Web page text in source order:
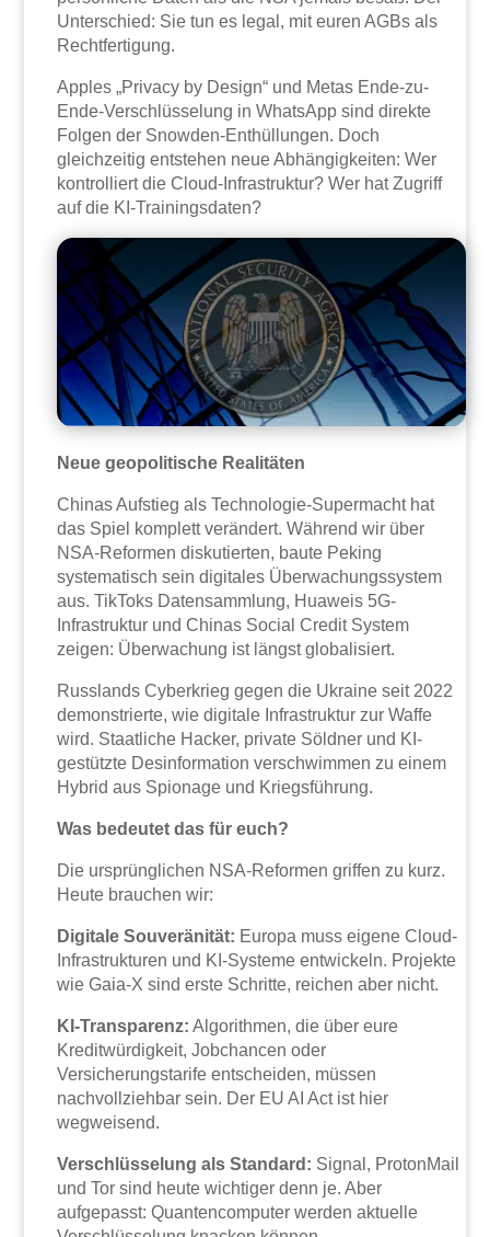
Unterschied: Sie tun es legal, mit euren AGBs als
Rechtfertigung.
Apples „Privacy by Design“ und Metas Ende-zu-
Ende-Verschlüsselung in WhatsApp sind direkte
Folgen der Snowden-Enthüllungen. Doch
gleichzeitig entstehen neue Abhängigkeiten: Wer
kontrolliert die Cloud-Infrastruktur? Wer hat Zugriff
auf die KI-Trainingsdaten?
Neue geopolitische Realitäten
Chinas Aufstieg als Technologie-Supermacht hat
das Spiel komplett verändert. Während wir über
NSA-Reformen diskutierten, baute Peking
systematisch sein digitales Überwachungssystem
aus. TikToks Datensammlung, Huaweis 5G-
Infrastruktur und Chinas Social Credit System
zeigen: Überwachung ist längst globalisiert.
Russlands Cyberkrieg gegen die Ukraine seit 2022
demonstrierte, wie digitale Infrastruktur zur Waffe
wird. Staatliche Hacker, private Söldner und KI-
gestützte Desinformation verschwimmen zu einem
Hybrid aus Spionage und Kriegsführung.
Was bedeutet das für euch?
Die ursprünglichen NSA-Reformen griffen zu kurz.
Heute brauchen wir:
Digitale Souveränität: Europa muss eigene Cloud-
Infrastrukturen und KI-Systeme entwickeln. Projekte
wie Gaia-X sind erste Schritte, reichen aber nicht.
KI-Transparenz: Algorithmen, die über eure
Kreditwürdigkeit, Jobchancen oder
Versicherungstarife entscheiden, müssen
nachvollziehbar sein. Der EU AI Act ist hier
wegweisend.
Verschlüsselung als Standard: Signal, ProtonMail
und Tor sind heute wichtiger denn je. Aber
aufgepasst: Quantencomputer werden aktuelle